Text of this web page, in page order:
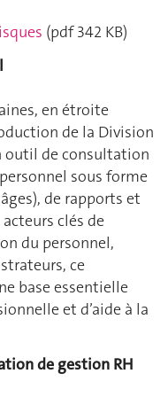
(pdf 342 KB)
en étroite
de la Division
outil de consultation
sous forme
de rapports et
clés de
du personnel,
ce
base essentielle
et d’aide à la
de gestion RH